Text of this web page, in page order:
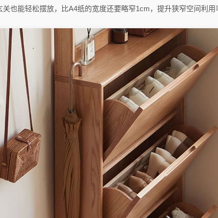
关也能轻松摆放，比A4纸的宽度还要略窄1cm，提升狭窄空间利用